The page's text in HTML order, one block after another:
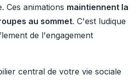
Ces animations maintiennent la
au sommet. C'est ludique
de l'engagement
central de votre vie sociale